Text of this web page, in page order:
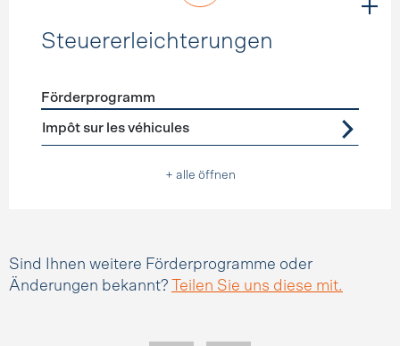
Steuererleichterungen
Förderprogramme Steuererleichterungen
Förderprogramm
Impôt sur les véhicules
+ alle öffnen
Sind Ihnen weitere Förderprogramme oder
Änderungen bekannt?
Teilen Sie uns diese mit.